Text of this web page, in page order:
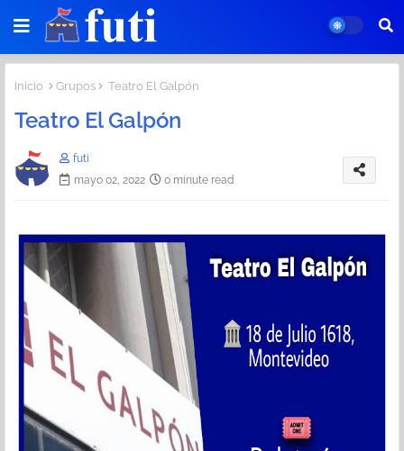
Inicio Grupos Teatro El Galpón
Teatro El Galpón
futi
mayo 02, 2022
0 minute read